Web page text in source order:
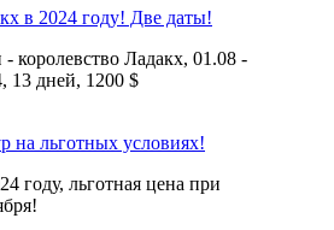
в 2024 году! Две даты!
королевство Ладакх, 01.08 -
13 дней, 1200 $
на льготных условиях!
году, льготная цена при